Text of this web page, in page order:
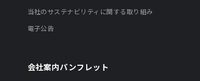
当社のサステナビリティに関する取り組み
電子公告
会社案内パンフレット